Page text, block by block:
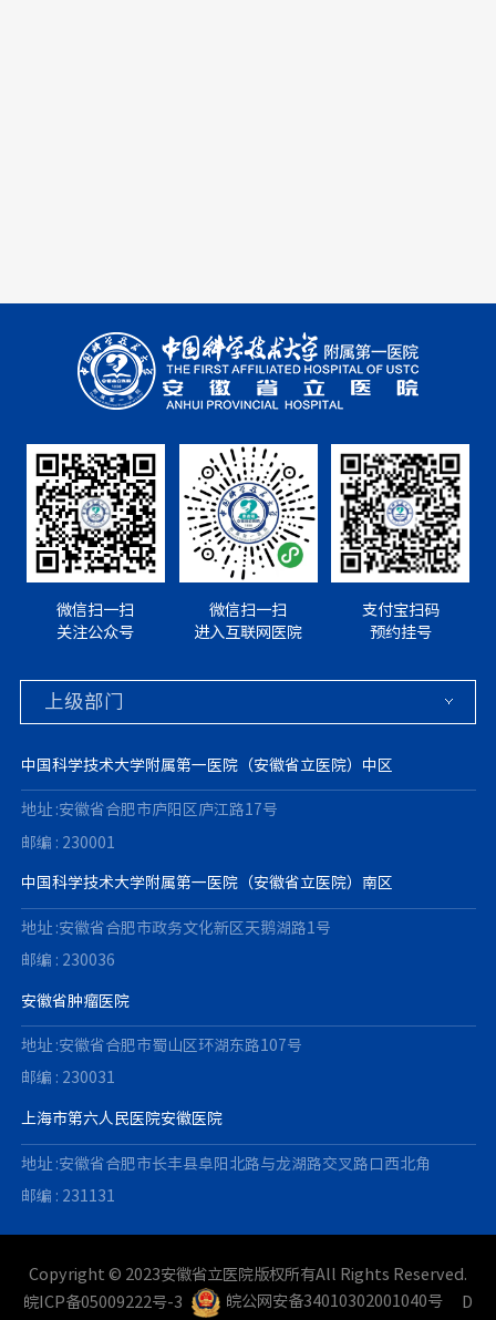
微信扫一扫
关注公众号
微信扫一扫
进入互联网医院
支付宝扫码
预约挂号
中国科学技术大学附属第一医院（安徽省立医院）中区
地址 :安徽省合肥市庐阳区庐江路17号
邮编 : 230001
中国科学技术大学附属第一医院（安徽省立医院）南区
地址 :安徽省合肥市政务文化新区天鹅湖路1号
邮编 : 230036
安徽省肿瘤医院
地址 :安徽省合肥市蜀山区环湖东路107号
邮编 : 230031
上海市第六人民医院安徽医院
地址 :安徽省合肥市长丰县阜阳北路与龙湖路交叉路口西北角
邮编 : 231131
Copyright © 2023安徽省立医院版权所有All Rights Reserved.
皖ICP备05009222号-3
皖公网安备34010302001040号 D